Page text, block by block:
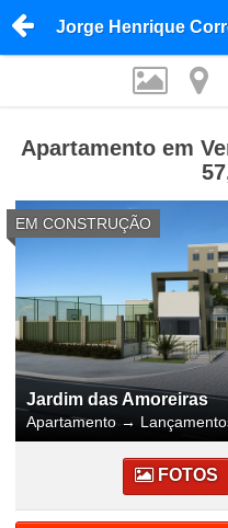
Jorge Henrique
Apartamento em
EM CONSTRUÇÃO
Jardim das Amoreiras
Apartamento →
FOTOS